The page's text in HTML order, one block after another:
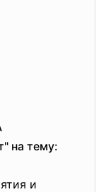
на тему:
и